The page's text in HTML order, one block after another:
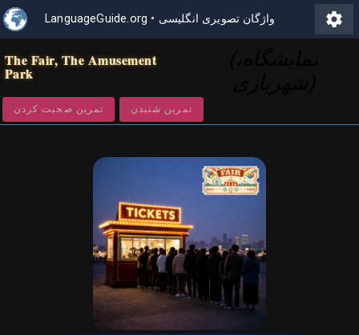
LanguageGuide.org • واژگان تصویری انگلیسی settings
The Fair, The Amusement
Park
تمرین صحبت کردن تمرین شنیدن